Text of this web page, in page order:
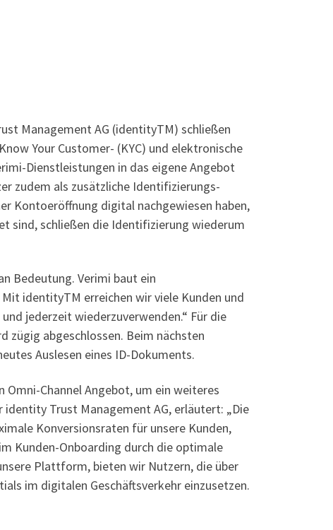
Management AG (identityTM) schließen
Your Customer- (KYC) und elektronische
Dienstleistungen in das eigene Angebot
zudem als zusätzliche Identifizierungs-
Kontoeröffnung digital nachgewiesen haben,
sind, schließen die Identifizierung wiederum
Bedeutung. Verimi baut ein
identityTM erreichen wir viele Kunden und
jederzeit wiederzuverwenden.“ Für die
abgeschlossen. Beim nächsten
Auslesen eines ID-Dokuments.
Omni-Channel Angebot, um ein weiteres
Trust Management AG, erläutert: „Die
Konversionsraten für unsere Kunden,
Kunden-Onboarding durch die optimale
Plattform, bieten wir Nutzern, die über
im digitalen Geschäftsverkehr einzusetzen.